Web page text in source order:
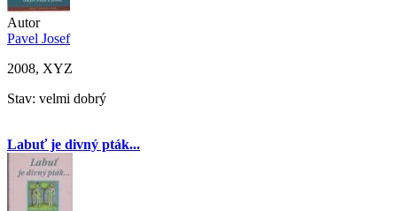
Autor
Pavel Josef
2008, XYZ
Stav: velmi dobrý
Labuť je divný pták...